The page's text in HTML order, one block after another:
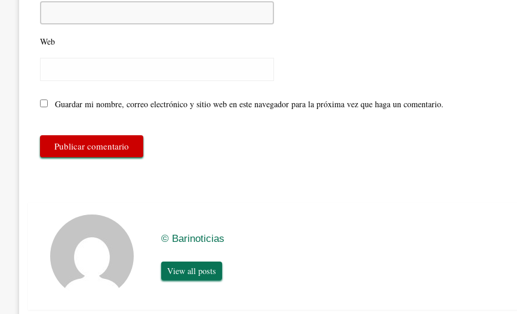
Web
Guardar mi nombre, correo electrónico y sitio web en este navegador para la próxima vez que haga un comentario.
© Barinoticias
View all posts